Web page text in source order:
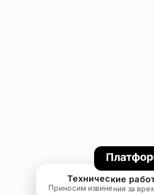
Технические
Приносим извинения за